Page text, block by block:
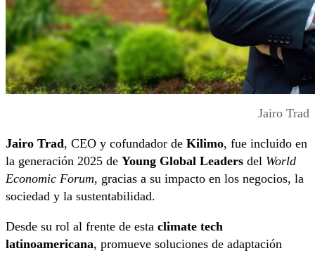
Jairo Trad
Jairo Trad, CEO y cofundador de Kilimo, fue incluido en
la generación 2025 de Young Global Leaders del World
Economic Forum, gracias a su impacto en los negocios, la
sociedad y la sustentabilidad.
Desde su rol al frente de esta climate tech
latinoamericana, promueve soluciones de adaptación